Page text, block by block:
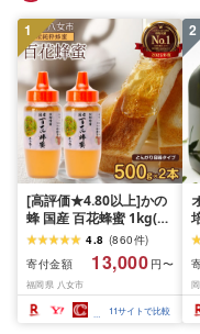
1
[高評価★4.80以上]かの
蜂 国産 百花蜂蜜 1kg(と
んがり容器500g×2本)養
蜂一筋60年自慢の一品
ハチミツ 非加熱 純粋は
ちみつ ハニー 防災グッ
ズ 常温 保存 備蓄 防災食
非常食 保存食 はちみつ
4.8 (860件)
寄付金額
13,000 円〜
福岡県 八女市
11サイトで比較
2